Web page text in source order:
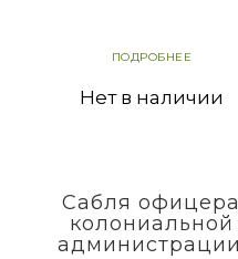
ПОДРОБНЕЕ
Нет в наличии
Сабля
колониальной